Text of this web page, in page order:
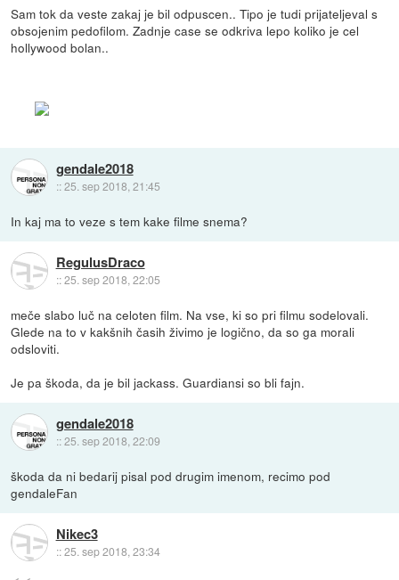
Sam tok da veste zakaj je bil odpuscen.. Tipo je tudi prijateljeval s
obsojenim pedofilom. Zadnje case se odkriva lepo koliko je cel
hollywood bolan..
gendale2018
::25. sep 2018, 21:45
In kaj ma to veze s tem kake filme snema?
RegulusDraco
::25. sep 2018, 22:05
meče slabo luč na celoten film. Na vse, ki so pri filmu sodelovali.
Glede na to v kakšnih časih živimo je logično, da so ga morali
odsloviti.
Je pa škoda, da je bil jackass. Guardiansi so bli fajn.
gendale2018
::25. sep 2018, 22:09
škoda da ni bedarij pisal pod drugim imenom, recimo pod
gendaleFan
Nikec3
::25. sep 2018, 23:34